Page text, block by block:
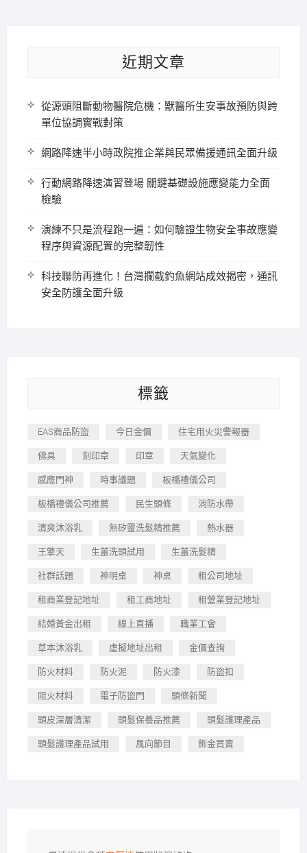
近期文章
從源頭阻斷動物醫院危機：獸醫所生安事故預防與跨
單位協調實戰對策
網路降速半小時政院推企業與民眾備援通訊全面升級
行動網路降速演習登場 關鍵基礎設施應變能力全面
檢驗
演練不只是流程跑一遍：如何驗證生物安全事故應變
程序與資源配置的完整韌性
科技聯防再進化！台灣攔截釣魚網站成效揭密，通訊
安全防護全面升級
標籤
EAS商品防盜 今日金價 住宅用火災警報器
佛具 刻印章 印章 天氣變化
感應門神 時事議題 板橋禮儀公司
板橋禮儀公司推薦 民生頭條 消防水帶
清爽沐浴乳 無矽靈洗髮精推薦 熱水器
王擎天 生薑洗頭試用 生薑洗髮精
社群話題 神明桌 神桌 租公司地址
租商業登記地址 租工商地址 租營業登記地址
結婚黃金出租 線上直播 職業工會
草本沐浴乳 虛擬地址出租 金價查詢
防火材料 防火泥 防火漆 防盜扣
阻火材料 電子防盜門 頭條新聞
頭皮深層清潔 頭髮保養品推薦 頭髮護理產品
頭髮護理產品試用 風向節目 飾金買賣